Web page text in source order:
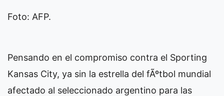
Foto: AFP.
Pensando en el compromiso contra el Sporting
Kansas City, ya sin la estrella del fÃºtbol mundial
afectado al seleccionado argentino para las